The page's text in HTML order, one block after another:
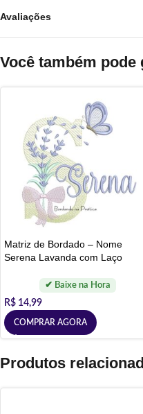
Avaliações
Você também
Matriz de Bordado – Nome
Serena Lavanda com Laço
R$ 14,99
COMPRAR AGORA
Produtos